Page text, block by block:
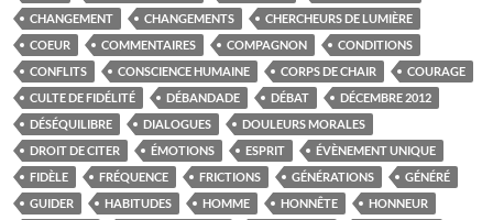
CHANGEMENT
CHANGEMENTS
CHERCHEURS DE LUMIÈRE
COEUR
COMMENTAIRES COMPAGNON
CONDITIONS
CONFLITS
CONSCIENCE HUMAINE CORPS DE CHAIR
COURAGE
CULTE DE FIDÉLITÉ
DÉBANDADE DÉBAT
DÉCEMBRE 2012
DÉSÉQUILIBRE
DIALOGUES
DOULEURS MORALES
DROIT DE CITER
ÉMOTIONS ESPRIT
ÉVÈNEMENT UNIQUE
FIDÈLE
FRÉQUENCE FRICTIONS GÉNÉRATIONS
GÉNÉRÉ
GUIDER
HABITUDES HOMME HONNÊTE
HONNEUR